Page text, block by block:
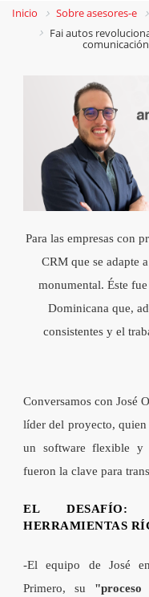
Inicio Sobre asesores-e
Fai autos
Para las empresas con
CRM que se adapte
monumental. Éste fue
Dominicana que,
consistentes y el
Conversamos con José
líder del proyecto,
un software flexible y
fueron la clave para
EL DESAFÍO:
HERRAMIENTAS
-El equipo de José
Primero, su